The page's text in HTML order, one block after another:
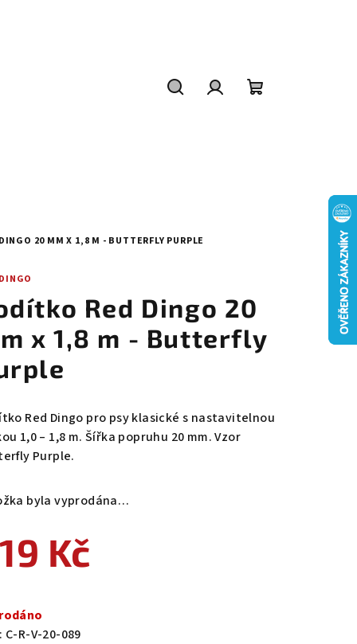
20 MM X 1,8 M - BUTTERFLY PURPLE
Red Dingo 20
x 1,8 m - Butterfly
Red Dingo pro psy klasické s nastavitelnou
1,0 – 1,8 m. Šířka popruhu 20 mm. Vzor
Purple.
byla vyprodána…
Kč
C-R-V-20-089